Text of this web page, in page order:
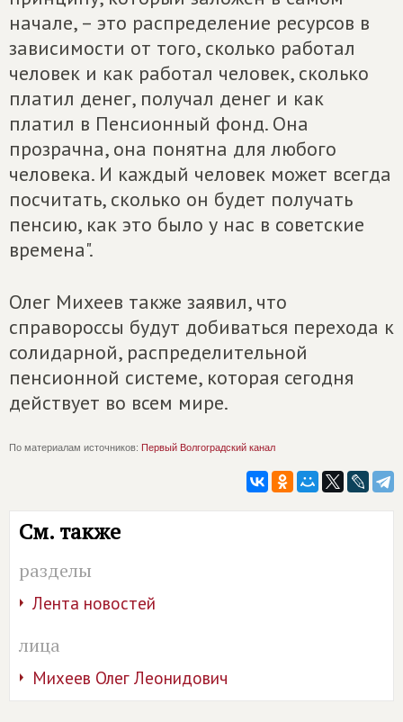
начале, – это распределение ресурсов в
зависимости от того, сколько работал
человек и как работал человек, сколько
платил денег, получал денег и как
платил в Пенсионный фонд. Она
прозрачна, она понятна для любого
человека. И каждый человек может всегда
посчитать, сколько он будет получать
пенсию, как это было у нас в советские
времена".
Олег Михеев также заявил, что
справороссы будут добиваться перехода к
солидарной, распределительной
пенсионной системе, которая сегодня
действует во всем мире.
По материалам источников: Первый Волгоградский канал
См. также
разделы
Лента новостей
лица
Михеев Олег Леонидович